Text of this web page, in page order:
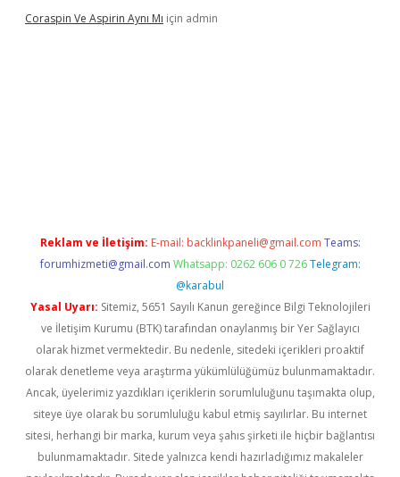
Coraspin Ve Aspirin Aynı Mı için admin
Reklam ve İletişim: E-mail: backlinkpaneli@gmail.com Teams:
forumhizmeti@gmail.com Whatsapp: 0262 606 0 726 Telegram:
@karabul
Yasal Uyarı: Sitemiz, 5651 Sayılı Kanun gereğince Bilgi Teknolojileri
ve İletişim Kurumu (BTK) tarafından onaylanmış bir Yer Sağlayıcı
olarak hizmet vermektedir. Bu nedenle, sitedeki içerikleri proaktif
olarak denetleme veya araştırma yükümlülüğümüz bulunmamaktadır.
Ancak, üyelerimiz yazdıkları içeriklerin sorumluluğunu taşımakta olup,
siteye üye olarak bu sorumluluğu kabul etmiş sayılırlar. Bu internet
sitesi, herhangi bir marka, kurum veya şahıs şirketi ile hiçbir bağlantısı
bulunmamaktadır. Sitede yalnızca kendi hazırladığımız makaleler